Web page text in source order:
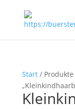
Start/ Produkte